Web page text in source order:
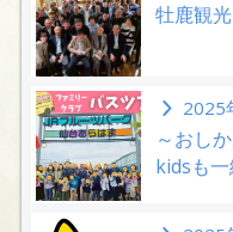
牡鹿観
2025
～おし
kidsも